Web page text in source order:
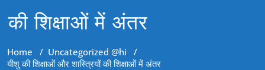
की शिक्षाओं में अंतर
Home / Uncategorized @hi /
यीशु की शिक्षाओं और शास्त्रियों की शिक्षाओं में अंतर